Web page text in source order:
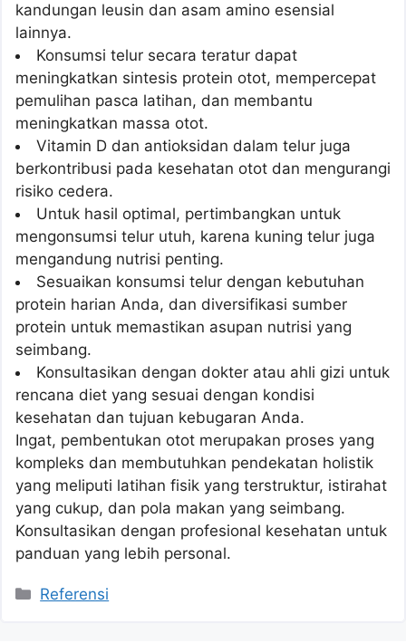
kandungan leusin dan asam amino esensial
lainnya.
Konsumsi telur secara teratur dapat
meningkatkan sintesis protein otot, mempercepat
pemulihan pasca latihan, dan membantu
meningkatkan massa otot.
Vitamin D dan antioksidan dalam telur juga
berkontribusi pada kesehatan otot dan mengurangi
risiko cedera.
Untuk hasil optimal, pertimbangkan untuk
mengonsumsi telur utuh, karena kuning telur juga
mengandung nutrisi penting.
Sesuaikan konsumsi telur dengan kebutuhan
protein harian Anda, dan diversifikasi sumber
protein untuk memastikan asupan nutrisi yang
seimbang.
Konsultasikan dengan dokter atau ahli gizi untuk
rencana diet yang sesuai dengan kondisi
kesehatan dan tujuan kebugaran Anda.
Ingat, pembentukan otot merupakan proses yang
kompleks dan membutuhkan pendekatan holistik
yang meliputi latihan fisik yang terstruktur, istirahat
yang cukup, dan pola makan yang seimbang.
Konsultasikan dengan profesional kesehatan untuk
panduan yang lebih personal.
Kategori
Referensi